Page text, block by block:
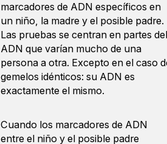
marcadores de ADN específicos en
un niño, la madre y el posible padre.
Las pruebas se centran en partes del
ADN que varían mucho de una
persona a otra. Excepto en el caso
gemelos idénticos: su ADN es
exactamente el mismo.
Cuando los marcadores de ADN
entre el niño y el posible padre